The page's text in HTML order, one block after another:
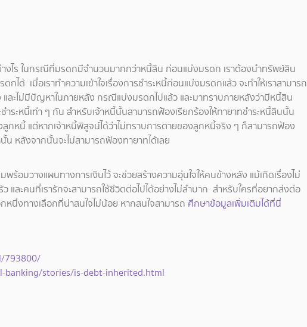
างไร ในกรณีที่มรดกมีจำนวนมากกว่าหนี้สิน ก่อนแบ่งมรดก เราต้องนำทรัพย์สิน
ได้ เมื่อเราทำความเข้าใจเรื่องการชำระหนี้ก่อนแบ่งมรดกแล้ว จะทำให้เราสามารถ
ละไม่มีปัญหาในภายหลัง กรณีแบ่งมรดกไปแล้ว และมาทราบภายหลังว่ามีหนี้สิน
ระหนี้เท่า ๆ กัน สำหรับเจ้าหนี้นั้นสามารถฟ้องเรียกร้องให้ทายาทชำระหนี้สินนั้น
กหนี้ แต่หากเจ้าหนี้พิสูจน์ได้ว่าไม่ทราบการตายของลูกหนี้จริง ๆ ก็สามารถฟ้อง
น หลังจากนั้นจะไม่สามารถฟ้องทายาทได้เลย
พร้อมวางแผนทางการเงินไว้ จะช่วยสร้างความอุ่นใจให้คนข้างหลัง แม้เกิดเรื่องไม่
และคนที่เรารักจะสามารถใช้ชีวิตต่อไปได้อย่างไม่ลำบาก สำหรับใครที่อยากส่งต่อ
นึ่งทางเลือกที่น่าสนใจไม่น้อย หากสนใจสามารถ ศึกษาข้อมูลเพิ่มเติมได้ที่นี่
793800/
stories/is-debt-inherited.html